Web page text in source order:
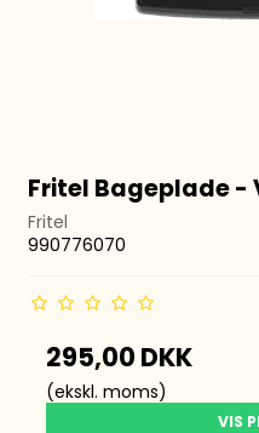
Fritel Bageplade -
Fritel
990776070
295,00 DKK
(ekskl. moms)
VIS